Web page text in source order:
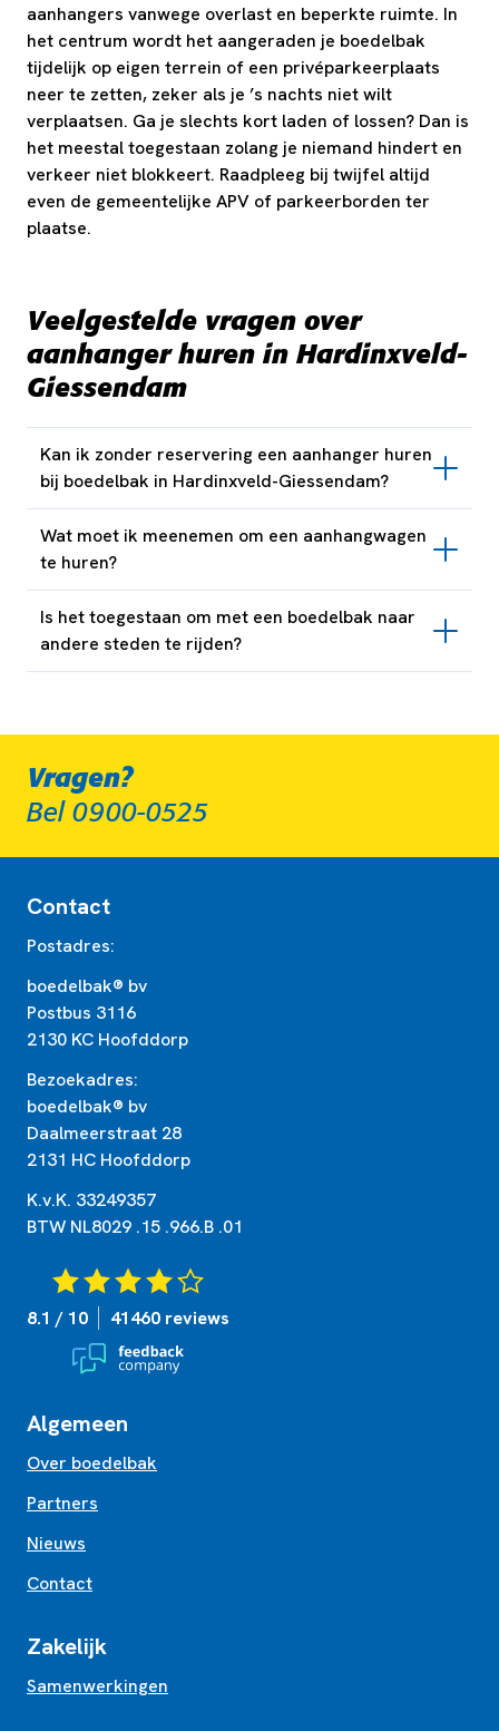
aanhangers vanwege overlast en beperkte ruimte. In
het centrum wordt het aangeraden je boedelbak
tijdelijk op eigen terrein of een privéparkeerplaats
neer te zetten, zeker als je ’s nachts niet wilt
verplaatsen. Ga je slechts kort laden of lossen? Dan is
het meestal toegestaan zolang je niemand hindert en
verkeer niet blokkeert. Raadpleeg bij twijfel altijd
even de gemeentelijke APV of parkeerborden ter
plaatse.
Veelgestelde vragen over
aanhanger huren in Hardinxveld-
Giessendam
Kan ik zonder reservering een aanhanger huren
bij boedelbak in Hardinxveld-Giessendam?
Wat moet ik meenemen om een aanhangwagen
te huren?
Is het toegestaan om met een boedelbak naar
andere steden te rijden?
Vragen?
Bel 0900-0525
Contact
Postadres:
boedelbak® bv
Postbus 3116
2130 KC Hoofddorp
Bezoekadres:
boedelbak® bv
Daalmeerstraat 28
2131 HC Hoofddorp
K.v.K. 33249357
BTW NL8029 .15 .966.B .01
8.1 / 10 41460 reviews
Algemeen
Over boedelbak
Partners
Nieuws
Contact
Zakelijk
Samenwerkingen